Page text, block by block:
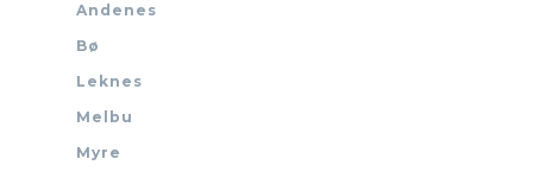
Andenes
Bø
Leknes
Melbu
Myre